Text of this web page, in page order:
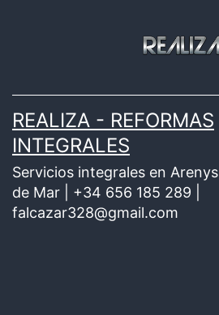
REALIZA - REFORMAS
INTEGRALES
Servicios integrales en Arenys
de Mar | +34 656 185 289 |
falcazar328@gmail.com